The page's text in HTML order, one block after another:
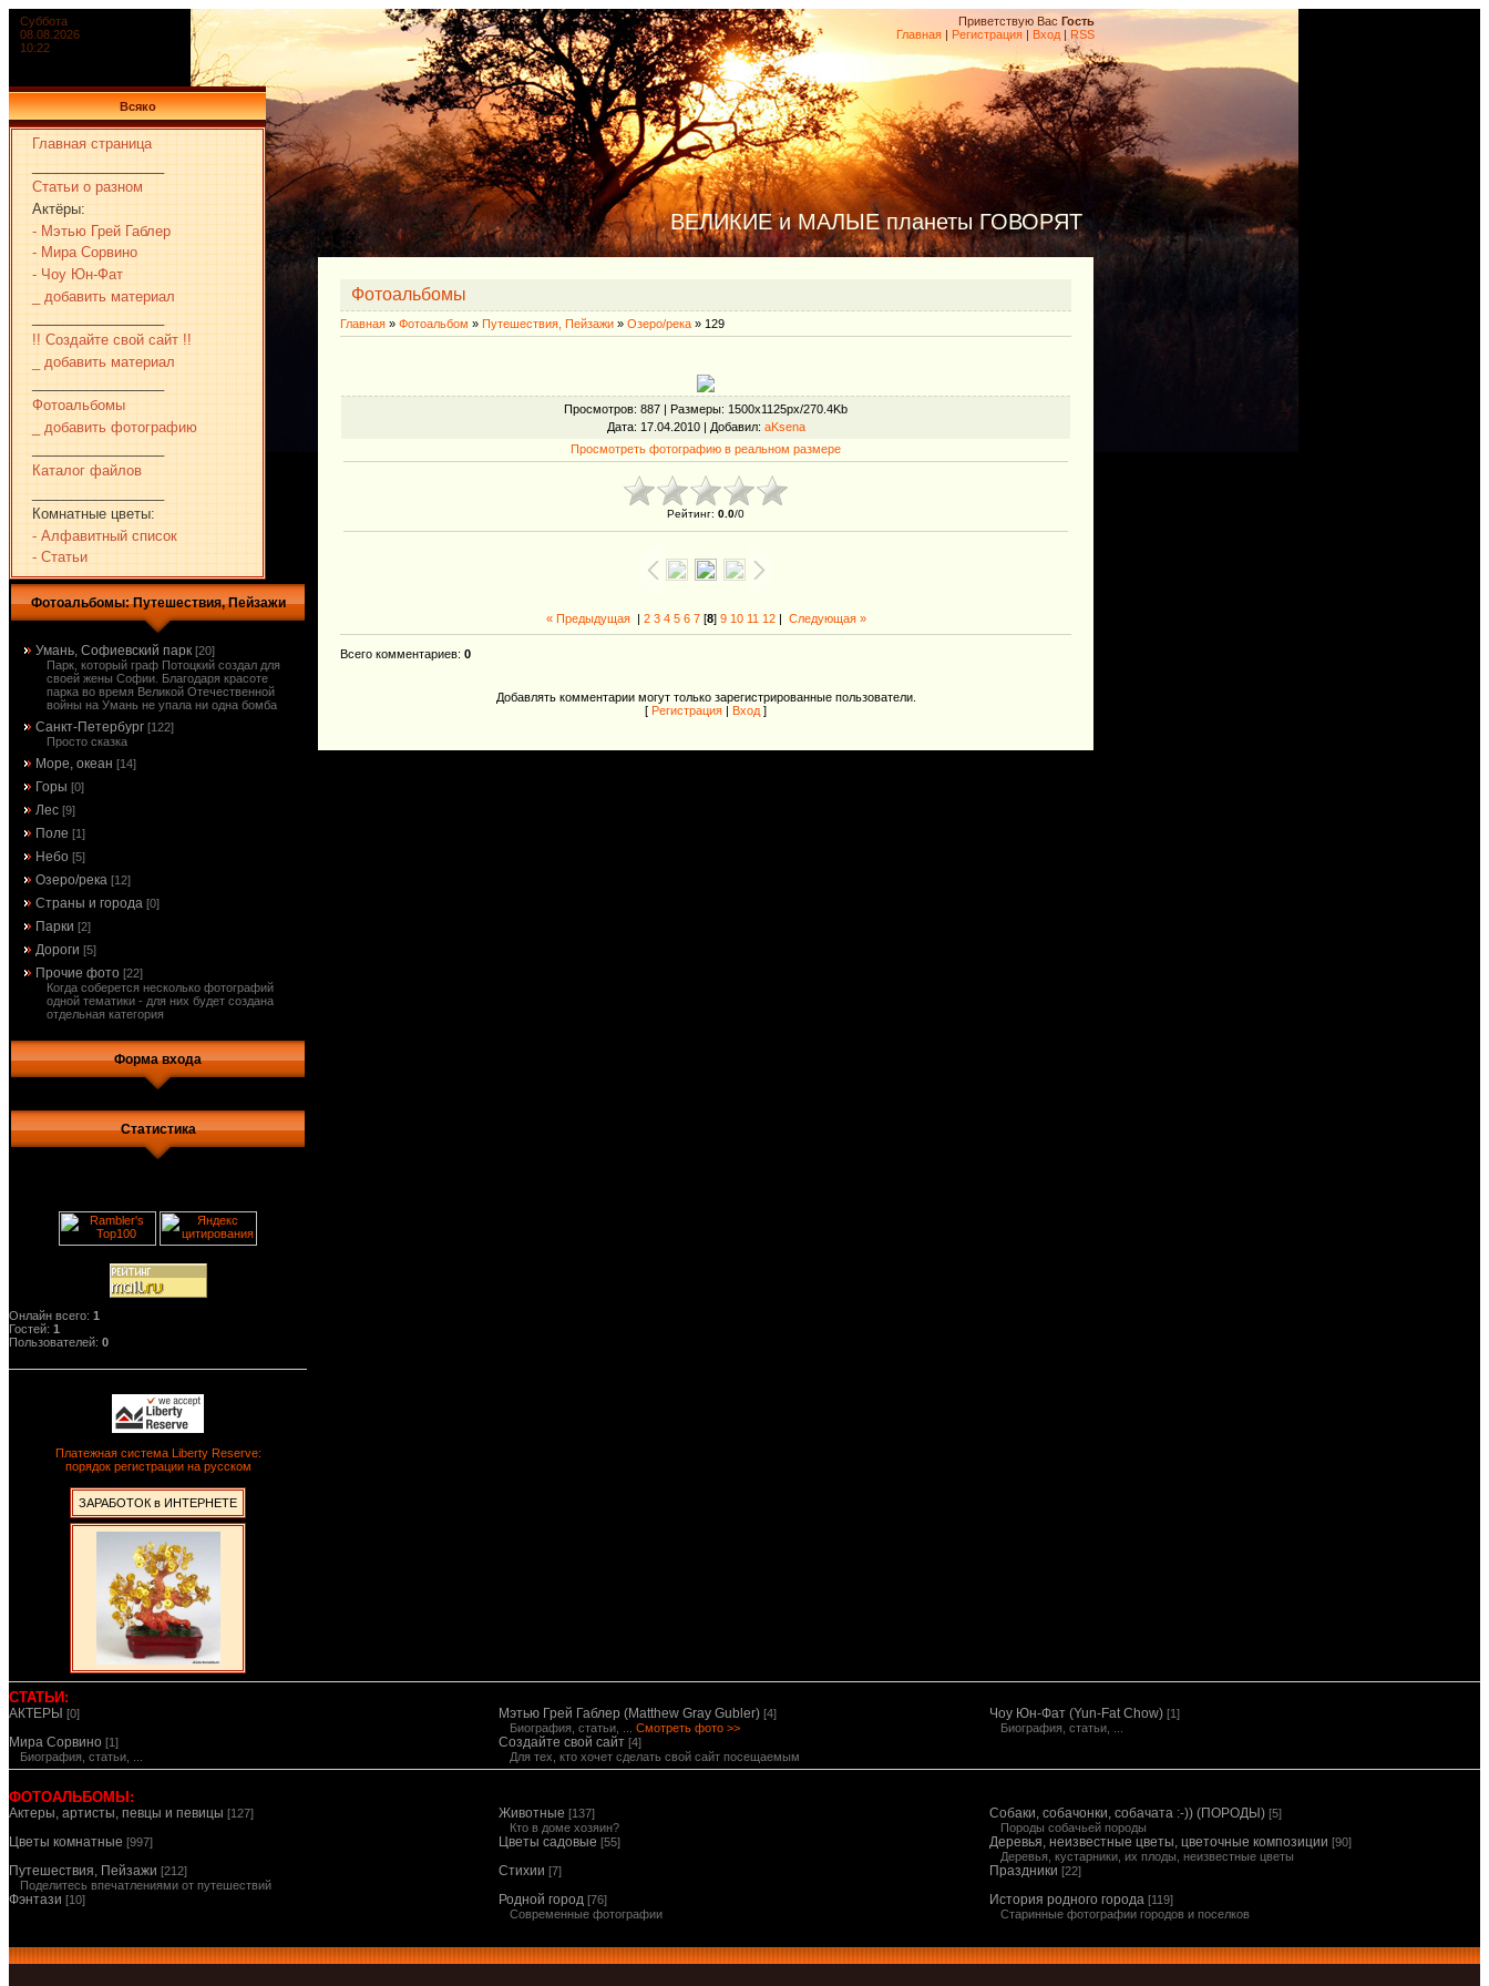
Суббота
08.08.2026
10:22
Приветствую Вас Гость
Главная | Регистрация | Вход | RSS
Всяко
Главная страница
Статьи о разном
Актёры:
- Мэтью Грей Габлер
- Мира Сорвино
- Чоу Юн-Фат
_ добавить материал
!! Создайте свой сайт !!
_ добавить материал
Фотоальбомы
_ добавить фотографию
Каталог файлов
Комнатные цветы:
- Алфавитный список
- Статьи
Фотоальбомы: Путешествия, Пейзажи
Умань, Софиевский парк [20]
Парк, который граф Потоцкий создал для
своей жены Софии. Благодаря красоте
парка во время Великой Отечественной
войны на Умань не упала ни одна бомба
Санкт-Петербург [122]
Просто сказка
Море, океан [14]
Горы [0]
Лес [9]
Поле [1]
Небо [5]
Озеро/река [12]
Страны и города [0]
Парки [2]
Дороги [5]
Прочие фото [22]
Когда соберется несколько фотографий
одной тематики - для них будет создана
отдельная категория
Форма входа
Статистика
Онлайн всего: 1
Гостей: 1
Пользователей: 0
Платежная система Liberty Reserve:
порядок регистрации на русском
ЗАРАБОТОК в ИНТЕРНЕТЕ
ВЕЛИКИЕ и МАЛЫЕ планеты ГОВОРЯТ
Фотоальбомы
Главная » Фотоальбом » Путешествия, Пейзажи » Озеро/река » 129
Просмотров: 887 | Размеры: 1500x1125px/270.4Kb
Дата: 17.04.2010 | Добавил: aKsena
Просмотреть фотографию в реальном размере
Рейтинг: 0.0/0
« Предыдущая| 2 3 4 5 6 7[8] 9 10 11 12| Следующая »
Всего комментариев: 0
Добавлять комментарии могут только зарегистрированные пользователи.
[ Регистрация Вход ]
СТАТЬИ:
АКТЕРЫ [0] Мэтью Грей Габлер (Matthew Gray Gubler) [4]
Биография, статьи, ... Смотреть фото >>
Чоу Юн-Фат (Yun-Fat Chow) [1]
Биография, статьи, ...
Мира Сорвино [1]
Биография, статьи, ...
Создайте свой сайт [4]
Для тех, кто хочет сделать свой сайт посещаемым
ФОТОАЛЬБОМЫ:
Актеры, артисты, певцы и певицы [127] Животные [137]
Кто в доме хозяин?
Собаки, собачонки, собачата :-)) (ПОРОДЫ) [5]
Породы собачьей породы
Цветы комнатные [997] Цветы садовые [55] Деревья, неизвестные цветы, цветочные композиции [90]
Деревья, кустарники, их плоды, неизвестные цветы
Путешествия, Пейзажи [212]
Поделитесь впечатлениями от путешествий
Стихии [7] Праздники [22]
Фэнтази [10] Родной город [76]
Современные фотографии
История родного города [119]
Старинные фотографии городов и поселков